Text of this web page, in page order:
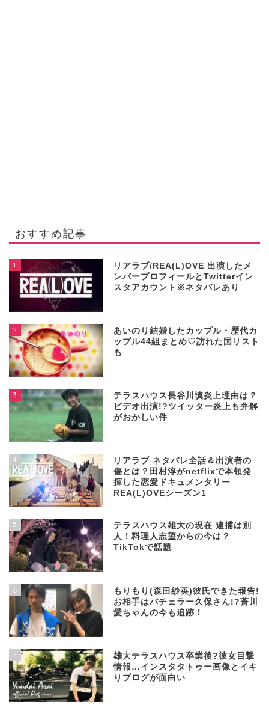
おすすめ記事
1
リアラブ/REA(L)OVE 出演したメ
ンバープロフィールとTwitterイン
スタアカウント※ネタバレあり
2
あいのり結婚したカップル・歴代カ
ップル44組まとめ♡訪れた国リスト
も
3
テラスハウス長谷川慎炎上理由は？
ビデオ出演!?ツイッター炎上も弁解
がおかしい件
4
リアラブ ネタバレ全話＆出演者の
傷とは？田村淳がnetflixで本領発
揮した恋愛ドキュメンタリー
REA(L)OVEシーズン1
5
テラスハウス雄大の現在 逮捕は別
人！料理人志望からの今は？
TikTokで話題
6
もりもり(森田紗英)彼氏できた報告!
お相手はバチェラー久保さん!?蒼川
愛ちゃんの今も追跡！
7
雄大テラスハウス卒業後?彼女目撃
情報…インスタタトゥー画像とイキ
りブログが面白い